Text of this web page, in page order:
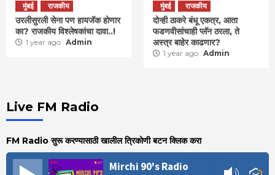
मुंबई
राजकीय
उरलीसुरली सेना पण हायजॅक होणार
का? राजकीय विश्लेषकांचा दावा..!
1 year ago Admin
मुंबई
राजकीय
दोन्ही ठाकरे बंधू एकत्र, आता
फडणवीसांचाही प्लॅन ठरला, ते
अस्त्र बाहेर काढणार?
1 year ago Admin
Live FM Radio
FM Radio सुरू करण्यासाठी खालील त्रिकोणी बटन क्लिक करा
Mirchi 90's Radio